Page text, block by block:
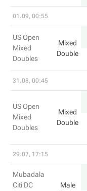
01.09, 00:55
US Open
Mixed
Doubles
Mixed
Double
31.08, 00:45
US Open
Mixed
Doubles
Mixed
Double
29.07, 17:15
Mubadala
Citi DC
Male